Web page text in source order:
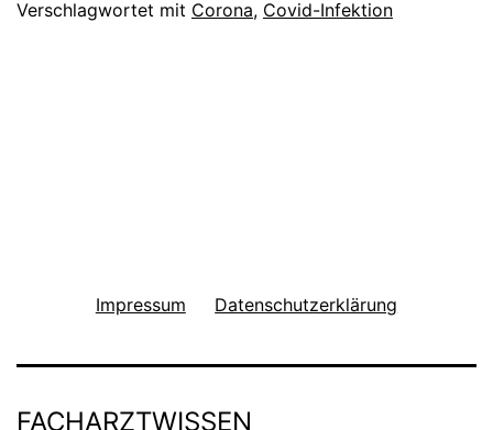
Verschlagwortet mit Corona, Covid-Infektion
Impressum Datenschutzerklärung
FACHARZTWISSEN